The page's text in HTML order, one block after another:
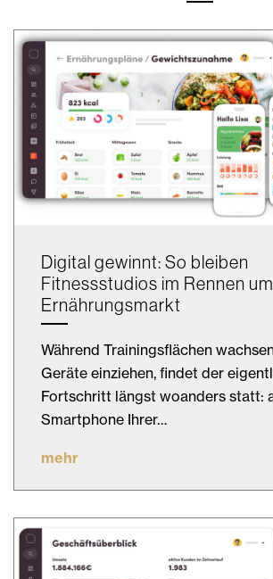
Digital gewinnt: So bleiben
Fitnessstudios im Rennen
Ernährungsmarkt
Während Trainingsflächen
Geräte einziehen, findet der
Fortschritt längst woanders statt:
Smartphone Ihrer…
mehr